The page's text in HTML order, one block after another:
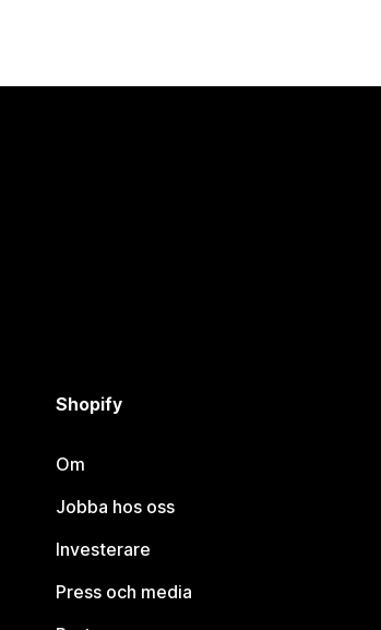
Shopify
Om
Jobba hos oss
Investerare
Press och media